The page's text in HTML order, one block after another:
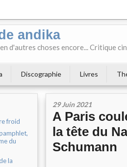
andika
d'autres choses encore... Critique
Discographie Livres
froid
du
la
29 Juin 2021
A Paris
la tête du
Schumann